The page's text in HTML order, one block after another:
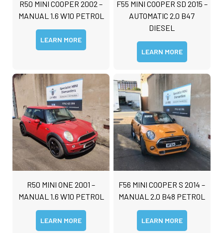
R50 MINI COOPER 2002 –
MANUAL 1.6 W10 PETROL
LEARN MORE
F55 MINI COOPER SD 2015 –
AUTOMATIC 2.0 B47
DIESEL
LEARN MORE
R50 MINI ONE 2001 –
MANUAL 1.6 W10 PETROL
LEARN MORE
F56 MINI COOPER S 2014 –
MANUAL 2.0 B48 PETROL
LEARN MORE
N
a
m
e
*
D
e
t
a
i
s
First Last
C
o
m
m
n
t
o
r